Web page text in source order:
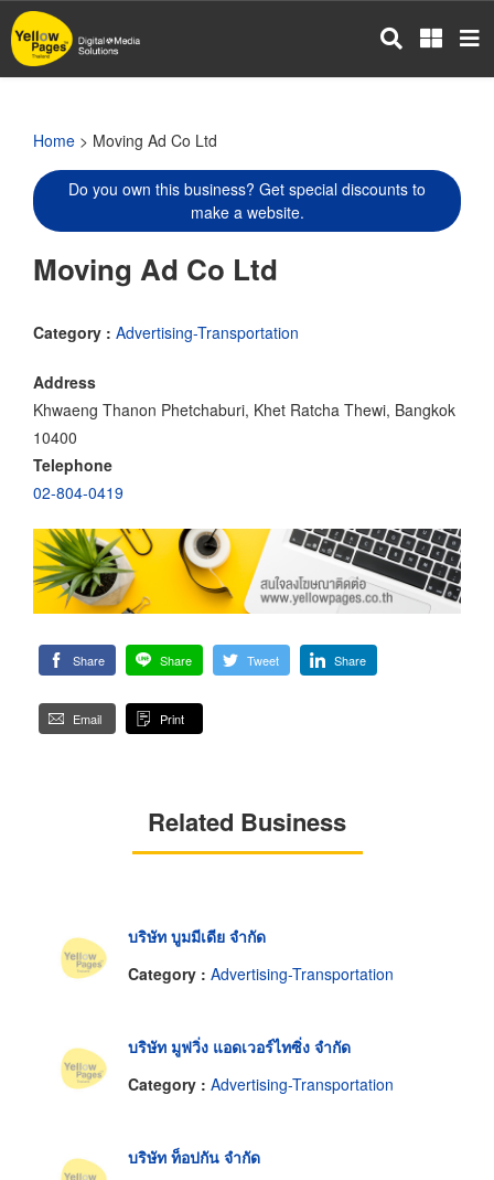
Skip
to
main
Home > Moving Ad Co Ltd
Do you own this business? Get special discounts to
make a website.
Moving Ad Co Ltd
Category : Advertising-Transportation
Address
Khwaeng Thanon Phetchaburi, Khet Ratcha Thewi, Bangkok
10400
Telephone
02-804-0419
Share Share Tweet Share
Email Print
Related Business
บริษัท บูมมีเดีย จำกัด
Category : Advertising-Transportation
บริษัท มูฟวิ่ง แอดเวอร์ไทซิ่ง จำกัด
Category : Advertising-Transportation
บริษัท ท็อปกัน จำกัด